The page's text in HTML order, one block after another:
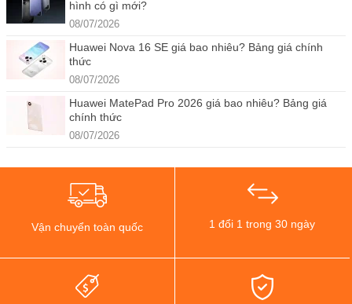
hình có gì mới?
08/07/2026
Huawei Nova 16 SE giá bao nhiêu? Bảng giá chính
thức
08/07/2026
Huawei MatePad Pro 2026 giá bao nhiêu? Bảng giá
chính thức
08/07/2026
Vận chuyển toàn quốc 1 đổi 1 trong 30 ngày